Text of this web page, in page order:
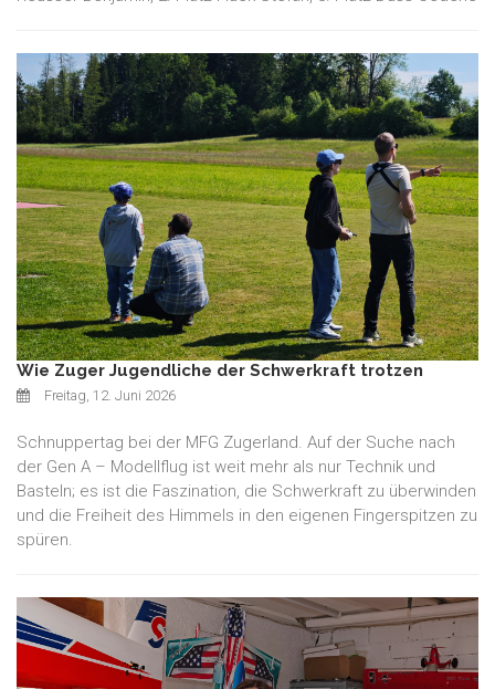
Wie Zuger Jugendliche der Schwerkraft trotzen
Freitag, 12. Juni 2026
Schnuppertag bei der MFG Zugerland. Auf der Suche nach
der Gen A – Modellflug ist weit mehr als nur Technik und
Basteln; es ist die Faszination, die Schwerkraft zu überwinden
und die Freiheit des Himmels in den eigenen Fingerspitzen zu
spüren.